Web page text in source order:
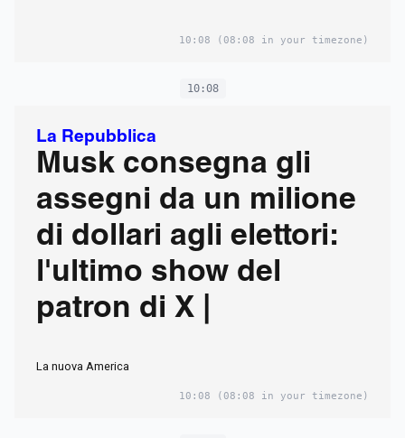
10:08 (08:08 in your timezone)
10:08
La Repubblica
Musk consegna gli
assegni da un milione
di dollari agli elettori:
l'ultimo show del
patron di X |
La nuova America
10:08 (08:08 in your timezone)